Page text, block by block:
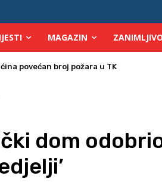
MAGAZIN
će razotkriti ko je ranije krao na
dom odobrio